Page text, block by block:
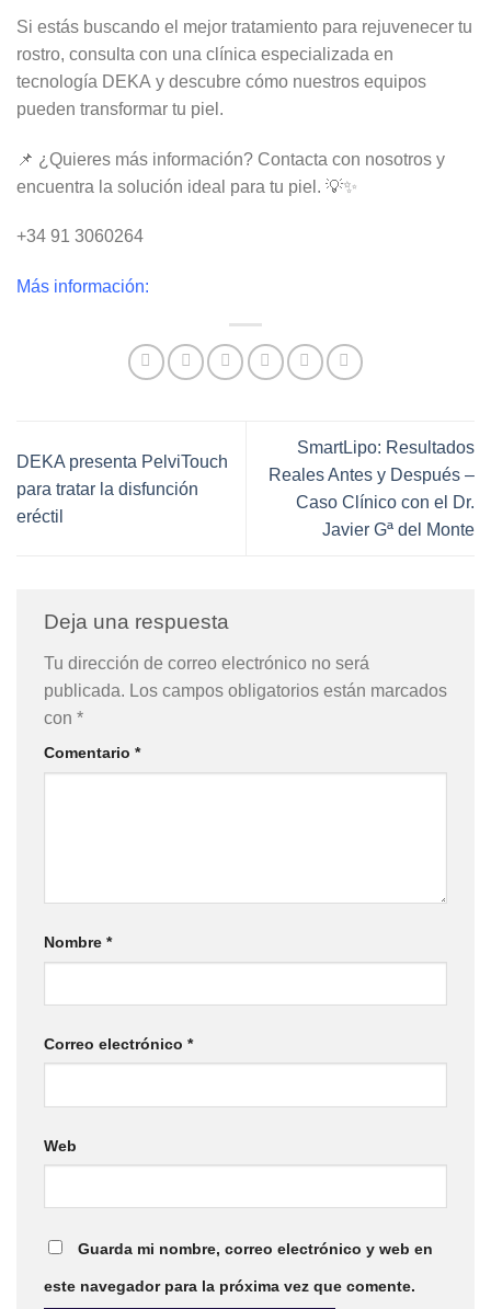
Si estás buscando el mejor tratamiento para rejuvenecer tu
rostro, consulta con una clínica especializada en
tecnología DEKA y descubre cómo nuestros equipos
pueden transformar tu piel.
📌 ¿Quieres más información? Contacta con nosotros y
encuentra la solución ideal para tu piel. 💡✨
+34 91 3060264
Más información:
DEKA presenta PelviTouch
para tratar la disfunción
eréctil
SmartLipo: Resultados
Reales Antes y Después –
Caso Clínico con el Dr.
Javier Gª del Monte
Deja una respuesta
Tu dirección de correo electrónico no será
publicada. Los campos obligatorios están marcados
con *
Comentario *
Nombre *
Correo electrónico *
Web
Guarda mi nombre, correo electrónico y web en
este navegador para la próxima vez que comente.